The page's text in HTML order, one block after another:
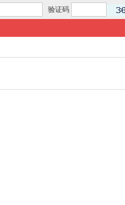
验证码